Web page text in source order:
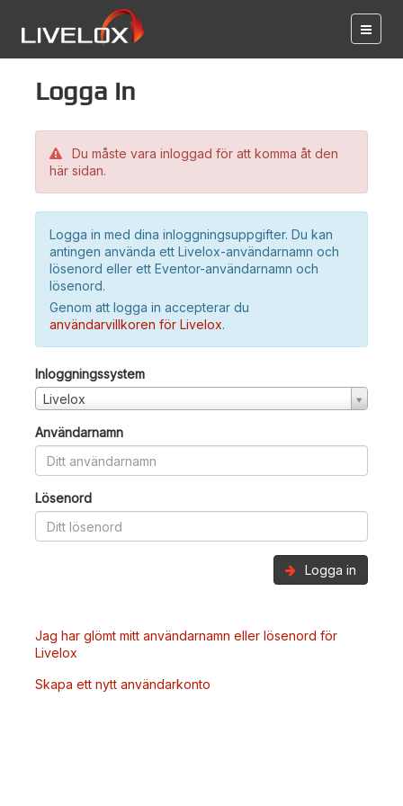
Logga in
Du måste vara inloggad för att komma åt den
här sidan.
Logga in med dina inloggningsuppgifter. Du kan
antingen använda ett Livelox-användarnamn och
lösenord eller ett Eventor-användarnamn och
lösenord.
Genom att logga in accepterar du
användarvillkoren för Livelox.
Inloggningssystem
Livelox
Användarnamn
Lösenord
Logga in
Jag har glömt mitt användarnamn eller lösenord för
Livelox
Skapa ett nytt användarkonto